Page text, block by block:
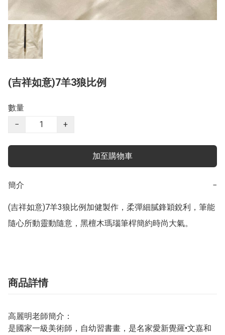
(吉祥如意)7羊3狼比例
數量
−
+
加至購物車
簡介 −
(吉祥如意)7羊3狼比例加健製作，柔彈細膩鋒穎銳利，筆能
隨心所動靈動隨意，黑檀木瑪瑙筆桿簡約時尚大氣。
商品詳情
高麗明老師簡介：
是國家一級美術師，自幼習書畫，是名家愛新覺羅•文嘉和